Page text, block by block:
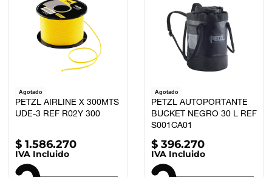
Agotado
PETZL AIRLINE X 300MTS
UDE-3 REF R02Y 300
$ 1.586.270
IVA Incluido
Agotado
PETZL AUTOPORTANTE
BUCKET NEGRO 30 L REF
S001CA01
$ 396.270
IVA Incluido